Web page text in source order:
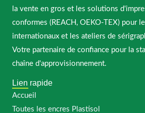
la vente en gros et les solutions
conformes (REACH, OEKO-TEX) pour
internationaux et les ateliers de
Votre partenaire de confiance pour la
chaîne d'approvisionnement.
Lien rapide
Accueil
Toutes les encres Plastisol